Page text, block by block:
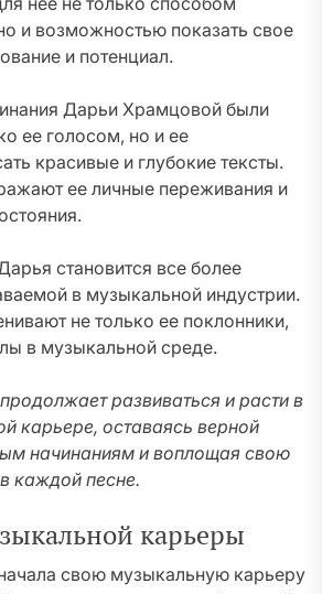
и возможностью показать свое
и потенциал.
Дарьи Храмцовой были
ее голосом, но и ее
красивые и глубокие тексты.
ее личные переживания и
становится все более
в музыкальной индустрии.
не только ее поклонники,
в музыкальной среде.
развиваться и расти в
карьере, оставаясь верной
начинаниям и воплощая свою
каждой песне.
карьеры
свою музыкальную карьеру